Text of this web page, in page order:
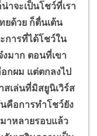
จะเป็นโชว์ที่เรา
ยด้วย ก็ตื่นเต้น
การที่ได้โชว์ใน
มาก ตอนที่เขา
กผม แต่ตกลงไป
สเล่นที่มิสยูนิเวิร์ส
คือการทำโชว์ยัง
มาหลายรอบแล้ว